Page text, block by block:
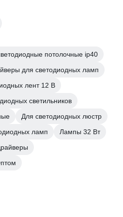
потолочные ip40
для светодиодных ламп
лент 12 В
светильников
Для светодиодных люстр
ламп
Лампы 32 Вт